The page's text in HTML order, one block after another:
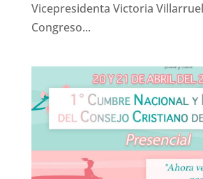
Vicepresidenta Victoria
Congreso...